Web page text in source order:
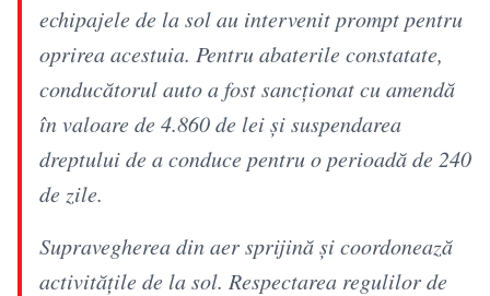
echipajele de la sol au intervenit prompt pentru
oprirea acestuia. Pentru abaterile constatate,
conducătorul auto a fost sancționat cu amendă
în valoare de 4.860 de lei și suspendarea
dreptului de a conduce pentru o perioadă de 240
de zile.
Supravegherea din aer sprijină și coordonează
activitățile de la sol. Respectarea regulilor de